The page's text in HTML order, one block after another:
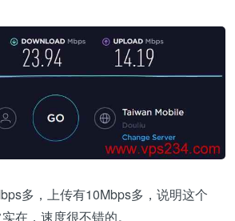
多，上传有10Mbps多，说明这个
在，速度很不错的。